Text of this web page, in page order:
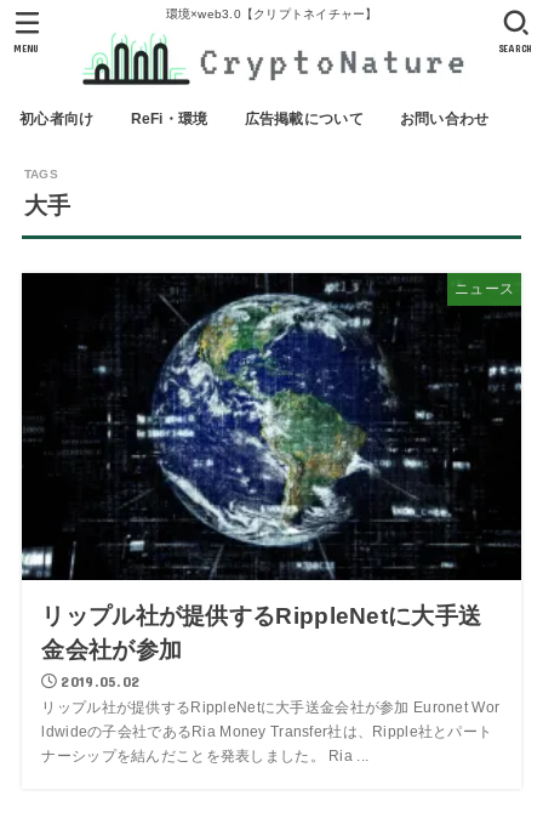
環境×web3.0【クリプトネイチャー】
初心者向け ReFi・環境 広告掲載について お問い合わせ
SEARCH
MENU
大手
ニュース
リップル社が提供するRippleNetに大手送
金会社が参加
2019.05.02
リップル社が提供するRippleNetに大手送金会社が参加 Euronet Wor
ldwideの子会社であるRia Money Transfer社は、Ripple社とパート
ナーシップを結んだことを発表しました。 Ria ...